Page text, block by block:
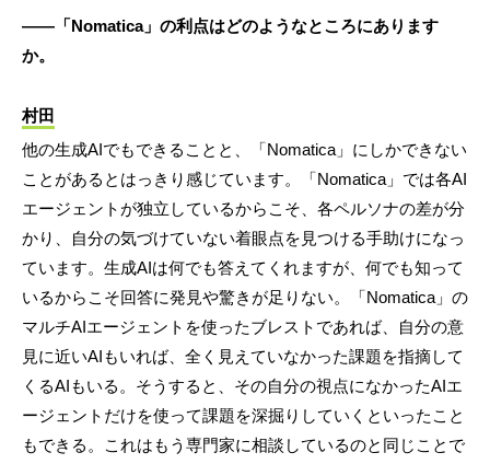
――「Nomatica」の利点はどのようなところにあります
か。
村田
他の生成AIでもできることと、「Nomatica」にしかできない
ことがあるとはっきり感じています。「Nomatica」では各AI
エージェントが独立しているからこそ、各ペルソナの差が分
かり、自分の気づけていない着眼点を見つける手助けになっ
ています。生成AIは何でも答えてくれますが、何でも知って
いるからこそ回答に発見や驚きが足りない。「Nomatica」の
マルチAIエージェントを使ったブレストであれば、自分の意
見に近いAIもいれば、全く見えていなかった課題を指摘して
くるAIもいる。そうすると、その自分の視点になかったAIエ
ージェントだけを使って課題を深掘りしていくといったこと
もできる。これはもう専門家に相談しているのと同じことで